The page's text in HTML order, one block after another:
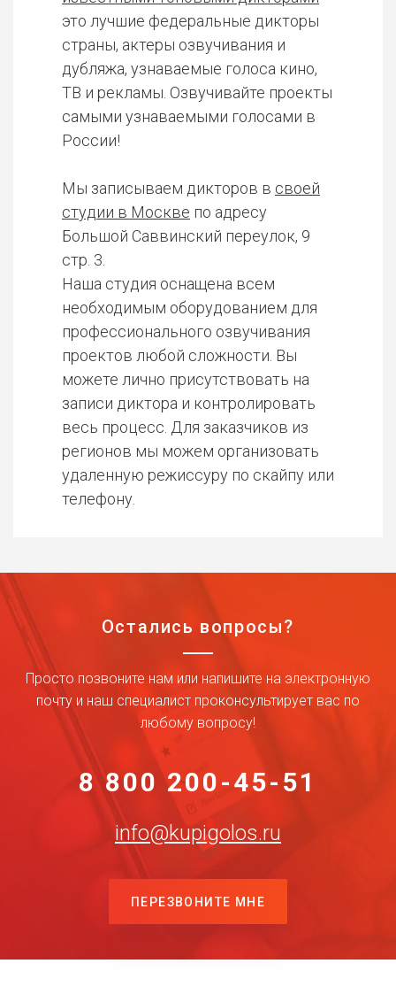
это лучшие федеральные дикторы
страны, актеры озвучивания и
дубляжа, узнаваемые голоса кино,
ТВ и рекламы. Озвучивайте проекты
самыми узнаваемыми голосами в
России!
Мы записываем дикторов в своей
студии в Москве по адресу
Большой Саввинский переулок, 9
стр. 3.
Наша студия оснащена всем
необходимым оборудованием для
профессионального озвучивания
проектов любой сложности. Вы
можете лично присутствовать на
записи диктора и контролировать
весь процесс. Для заказчиков из
регионов мы можем организовать
удаленную режиссуру по скайпу или
телефону.
Остались вопросы?
Просто позвоните нам или напишите на электронную
почту и наш специалист проконсультирует вас по
любому вопросу!
8 800 200-45-51
info@kupigolos.ru
ПЕРЕЗВОНИТЕ МНЕ